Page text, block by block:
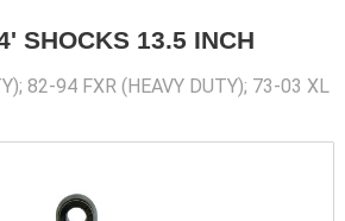
SHOCKS 13.5 INCH
82-94 FXR (HEAVY DUTY); 73-03 XL